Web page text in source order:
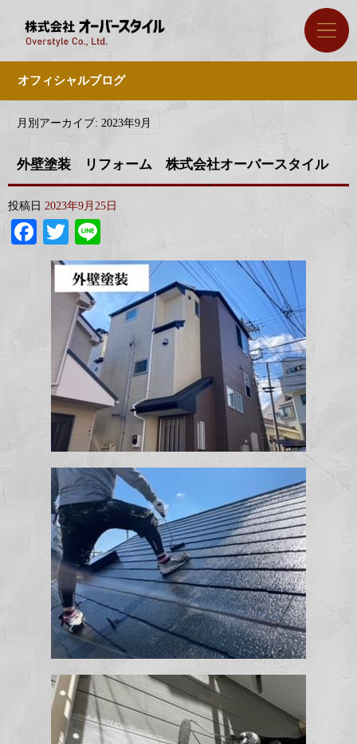
オフィシャルブログ
月別アーカイブ: 2023年9月
外壁塗装 リフォーム 株式会社オーバースタイル
投稿日 2023年9月25日
Facebook
Twitter